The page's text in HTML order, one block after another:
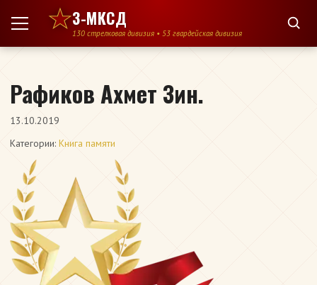
Перейти к содержимому
3-МКСД
130 стрелковая дивизия • 53 гвардейская дивизия
Рафиков Ахмет Зин.
13.10.2019
Категории: Книга памяти